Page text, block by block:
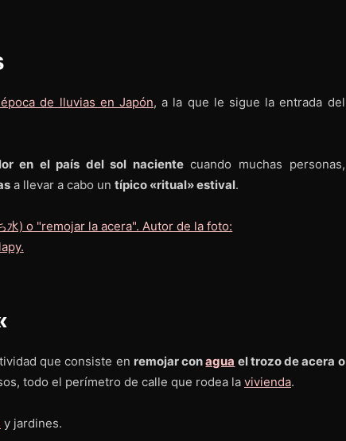
de lluvias en Japón, a la que le sigue la entrada del
en el país del sol nacientecuando muchas personas,
a llevar a cabo un típico «ritual» estival.
que consiste en remojar conagua el trozo de acera o
todo el perímetro de calle que rodea la vivienda.
y jardines.